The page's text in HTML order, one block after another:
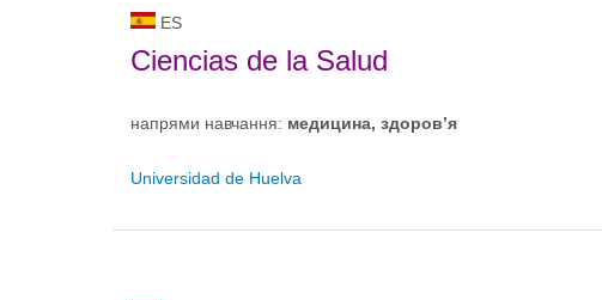
ES
Ciencias de la Salud
напрями навчання: медицина, здоров’я
Universidad de Huelva